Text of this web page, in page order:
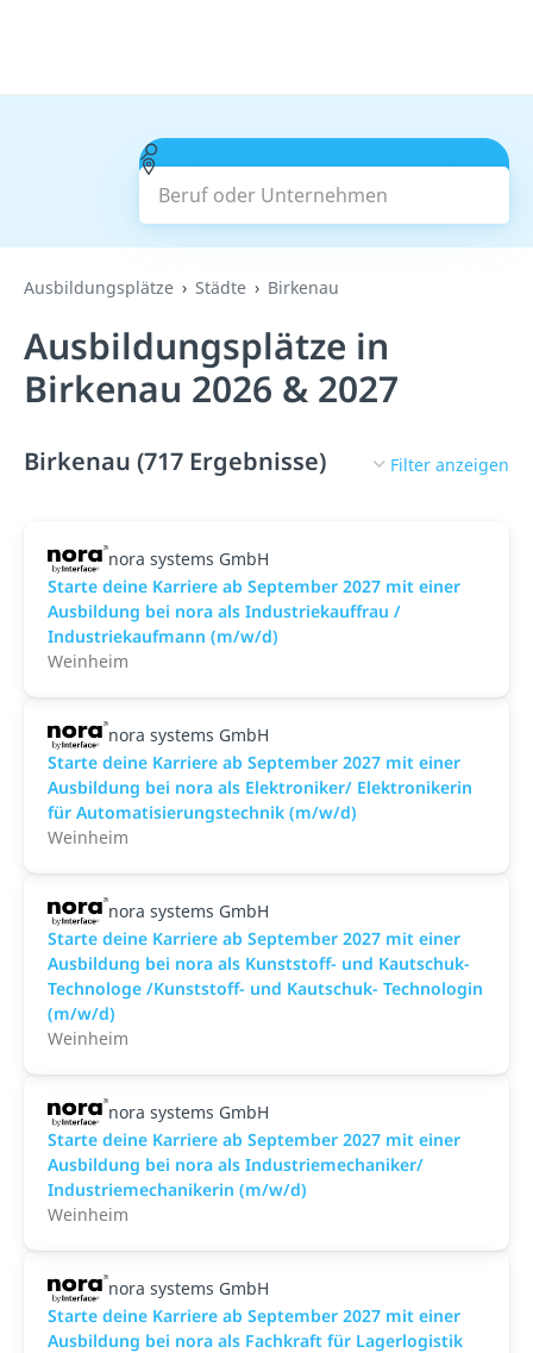
Beruf oder Unternehmen
Suchen
Ausbildungsplätze Städte Birkenau
Ausbildungsplätze in
Birkenau 2026 & 2027
Birkenau (717 Ergebnisse) Filter anzeigen
nora systems GmbH
Starte deine Karriere ab September 2027 mit einer
Ausbildung bei nora als Industriekauffrau /
Industriekaufmann (m/w/d)
Weinheim
nora systems GmbH
Starte deine Karriere ab September 2027 mit einer
Ausbildung bei nora als Elektroniker/ Elektronikerin
für Automatisierungstechnik (m/w/d)
Weinheim
nora systems GmbH
Starte deine Karriere ab September 2027 mit einer
Ausbildung bei nora als Kunststoff- und Kautschuk-
Technologe /Kunststoff- und Kautschuk- Technologin
(m/w/d)
Weinheim
nora systems GmbH
Starte deine Karriere ab September 2027 mit einer
Ausbildung bei nora als Industriemechaniker/
Industriemechanikerin (m/w/d)
Weinheim
nora systems GmbH
Starte deine Karriere ab September 2027 mit einer
Ausbildung bei nora als Fachkraft für Lagerlogistik